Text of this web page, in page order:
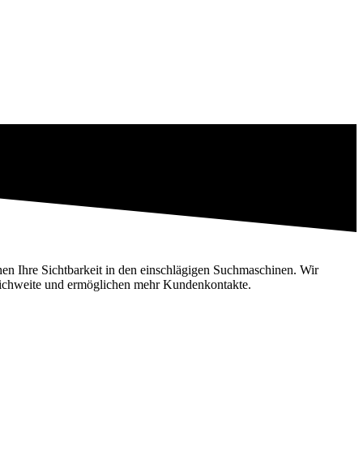
Ihre Sichtbarkeit in den einschlägigen Suchmaschinen. Wir
und ermöglichen mehr Kundenkontakte.